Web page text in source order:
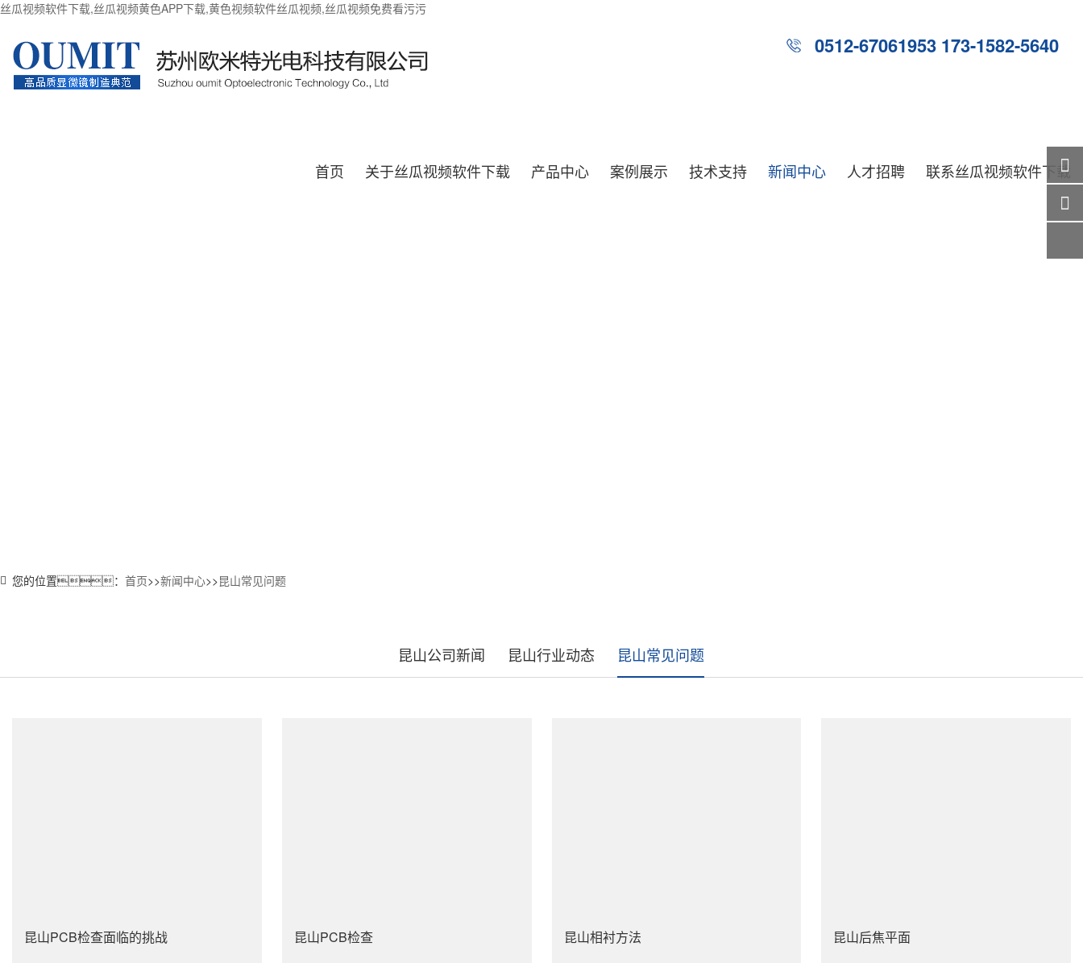
丝瓜视频软件下载,丝瓜视频黄色APP下载,黄色视频软件丝瓜视频,丝瓜视频免费看污污
0512-67061953 173-1582-5640
首页 关于丝瓜视频软件下载 产品中心 案例展示 技术支持 新闻中心 人才招聘 联系丝瓜视频软件下载
您的位置： 首页>>新闻中心>>昆山常见问题
昆山公司新闻 昆山行业动态 昆山常见问题
昆山PCB检查面临的挑战 昆山PCB检查 昆山相衬方法 昆山后焦平面
关注
微信